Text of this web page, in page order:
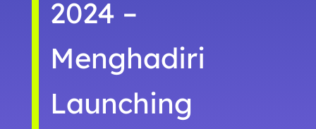
2024 –
Menghadiri
Launching